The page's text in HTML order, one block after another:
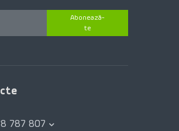
Abonează-
te
787 807